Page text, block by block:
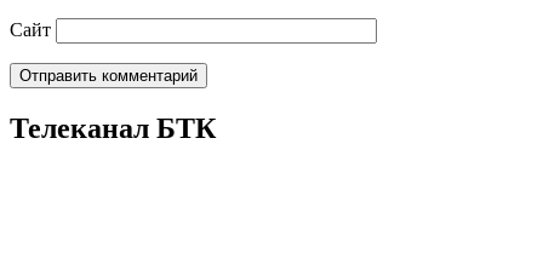
Сайт
Телеканал БТК